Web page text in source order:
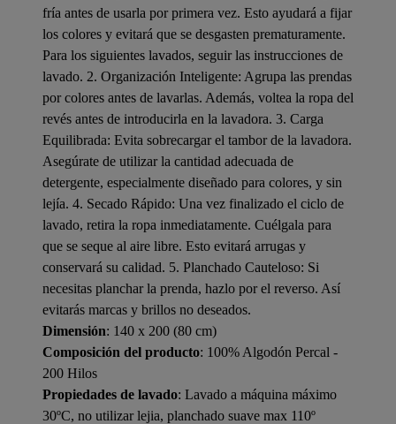
fría antes de usarla por primera vez. Esto ayudará a fijar
los colores y evitará que se desgasten prematuramente.
Para los siguientes lavados, seguir las instrucciones de
lavado. 2. Organización Inteligente: Agrupa las prendas
por colores antes de lavarlas. Además, voltea la ropa del
revés antes de introducirla en la lavadora. 3. Carga
Equilibrada: Evita sobrecargar el tambor de la lavadora.
Asegúrate de utilizar la cantidad adecuada de
detergente, especialmente diseñado para colores, y sin
lejía. 4. Secado Rápido: Una vez finalizado el ciclo de
lavado, retira la ropa inmediatamente. Cuélgala para
que se seque al aire libre. Esto evitará arrugas y
conservará su calidad. 5. Planchado Cauteloso: Si
necesitas planchar la prenda, hazlo por el reverso. Así
evitarás marcas y brillos no deseados.
Dimensión: 140 x 200 (80 cm)
Composición del producto: 100% Algodón Percal -
200 Hilos
Propiedades de lavado: Lavado a máquina máximo
30ºC, no utilizar lejia, planchado suave max 110º